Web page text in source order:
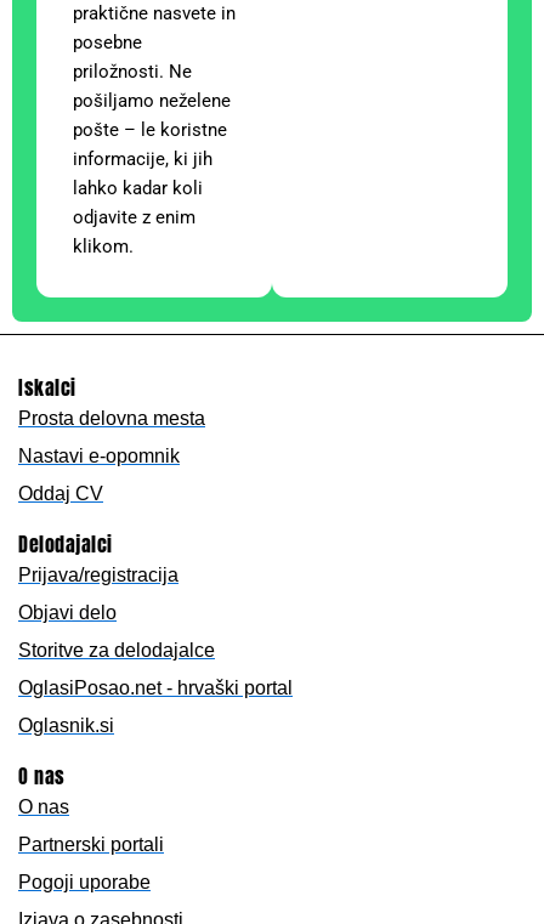
praktične nasvete in
posebne
priložnosti. Ne
pošiljamo neželene
pošte – le koristne
informacije, ki jih
lahko kadar koli
odjavite z enim
klikom.
Iskalci
Prosta delovna mesta
Nastavi e-opomnik
Oddaj CV
Delodajalci
Prijava/registracija
Objavi delo
Storitve za delodajalce
OglasiPosao.net - hrvaški portal
Oglasnik.si
O nas
O nas
Partnerski portali
Pogoji uporabe
Izjava o zasebnosti